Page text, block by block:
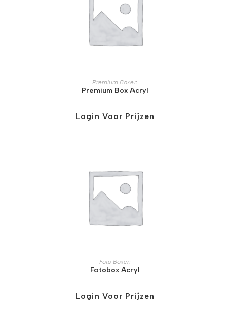
Premium Boxen
Premium Box Acryl
Login Voor Prijzen
Foto Boxen
Fotobox Acryl
Login Voor Prijzen